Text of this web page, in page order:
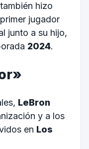
hizo
jugador
junto a su hijo,
2024.
LeBron
y a los
en Los